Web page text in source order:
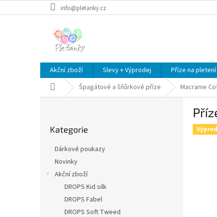
na
info@pletanky.cz
Akční zboží Slevy + Výprodej Příze na
Domů Špagátové a šňůrkové příze Macrame
kategorie
Kategorie
Dárkové poukazy
Novinky
Akční zboží
DROPS Kid silk
DROPS Fabel
DROPS Soft Tweed